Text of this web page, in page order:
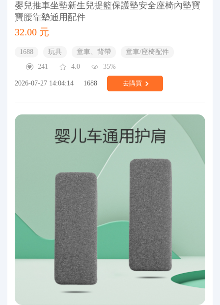
嬰兒推車坐墊新生兒提籃保護墊安全座椅內墊寶
寶腰靠墊通用配件
32.00 元
1688 玩具 童車、背帶
童車/座椅配件
241
4.0 35%
2026-07-27 14:04:14 1688 去購買